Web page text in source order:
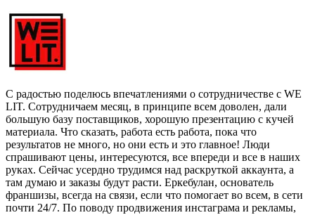
С радостью поделюсь впечатлениями о сотрудничестве с WE
LIT. Сотрудничаем месяц, в принципе всем доволен, дали
большую базу поставщиков, хорошую презентацию с кучей
материала. Что сказать, работа есть работа, пока что
результатов не много, но они есть и это главное! Люди
спрашивают цены, интересуются, все впереди и все в наших
руках. Сейчас усердно трудимся над раскруткой аккаунта, а
там думаю и заказы будут расти. Еркебулан, основатель
франшизы, всегда на связи, если что помогает во всем, в сети
почти 24/7. По поводу продвижения инстаграма и рекламы,